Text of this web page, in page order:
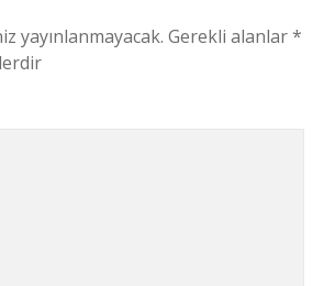
yayınlanmayacak. Gerekli alanlar*